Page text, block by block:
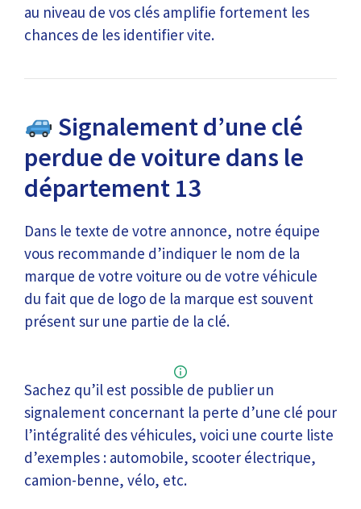
au niveau de vos clés amplifie fortement les
chances de les identifier vite.
Signalement d’une clé
perdue de voiture dans le
département 13
Dans le texte de votre annonce, notre équipe
vous recommande d’indiquer le nom de la
marque de votre voiture ou de votre véhicule
du fait que de logo de la marque est souvent
présent sur une partie de la clé.
Sachez qu’il est possible de publier un
signalement concernant la perte d’une clé pour
l’intégralité des véhicules, voici une courte liste
d’exemples : automobile, scooter électrique,
camion-benne, vélo, etc.